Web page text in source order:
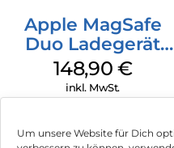
Um unsere Website für Dich
Apple MagSafe
Duo Ladegerät
Weiß
148,90 €
inkl. MwSt.